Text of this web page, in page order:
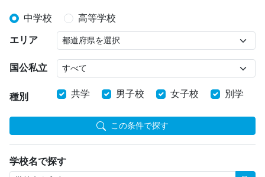
中学校 高等学校
エリア
国公私立
種別 共学 男子校 女子校 別学
この条件で探す
学校名で探す